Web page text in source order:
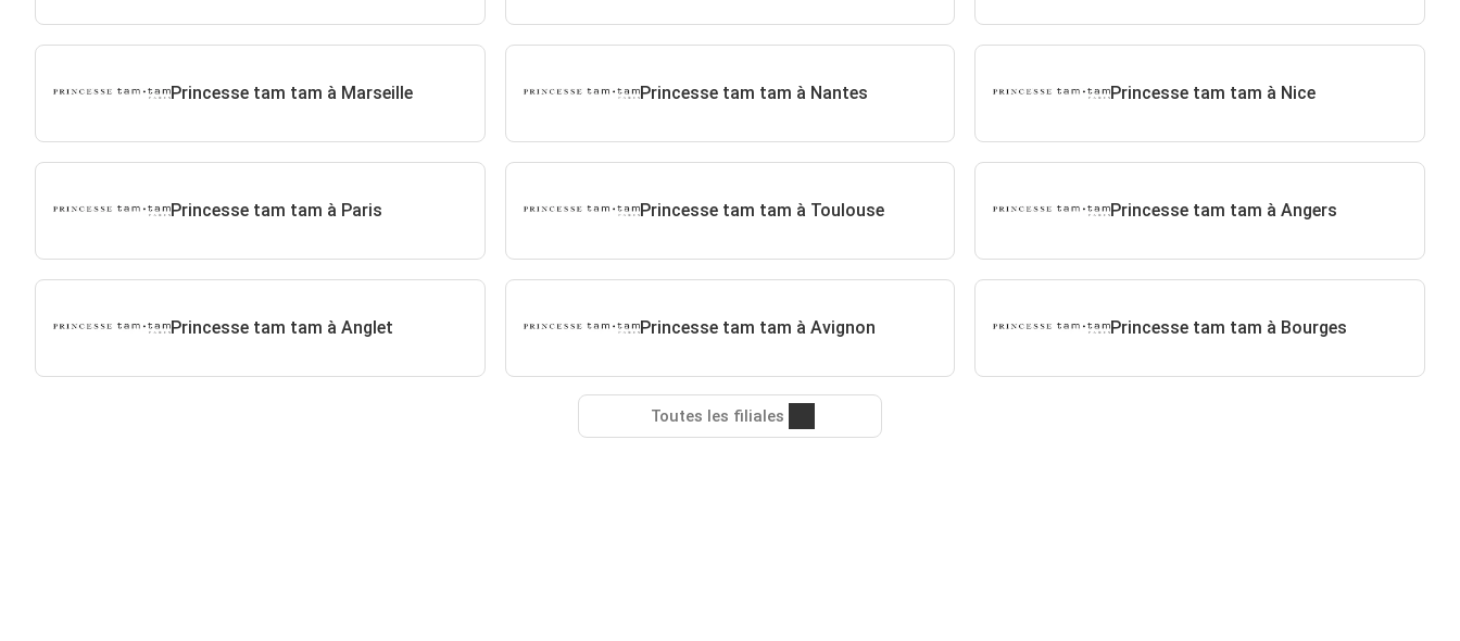
Princesse tam tam à Marseille Princesse tam tam à Nantes Princesse tam tam à Nice
Princesse tam tam à Paris Princesse tam tam à Toulouse Princesse tam tam à Angers
Princesse tam tam à Anglet Princesse tam tam à Avignon Princesse tam tam à Bourges
Toutes les filiales